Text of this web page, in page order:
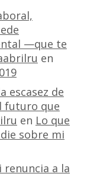
—que te
en
escasez de
futuro que
en Lo que
sobre mi
a la